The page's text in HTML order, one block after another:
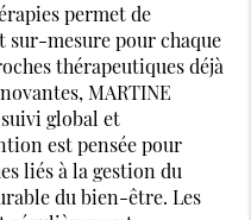
permet de
sur-mesure pour chaque
thérapeutiques déjà
MARTINE
suivi global et
est pensée pour
liés à la gestion du
du bien-être. Les